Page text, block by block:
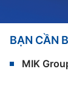
BẠN CẦN
MIK